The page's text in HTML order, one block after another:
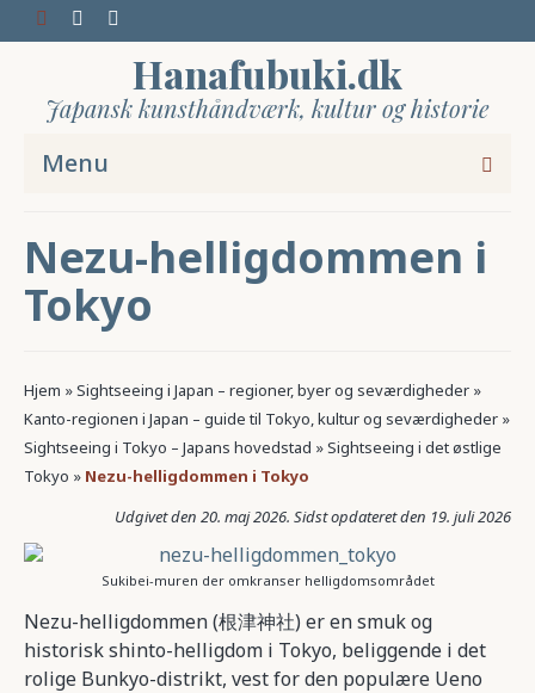
Hanafubuki.dk
Japansk kunsthåndværk, kultur og historie
Menu
Nezu-helligdommen i
Tokyo
Hjem »Sightseeing i Japan – regioner, byer og seværdigheder »
Kanto-regionen i Japan – guide til Tokyo, kultur og seværdigheder »
Sightseeing i Tokyo – Japans hovedstad »Sightseeing i det østlige
Tokyo » Nezu-helligdommen i Tokyo
20. maj 2026
19. juli 2026
Sukibei-muren der omkranser helligdomsområdet
Nezu-helligdommen (根津神社) er en smuk og
historisk shinto-helligdom i Tokyo, beliggende i det
rolige Bunkyo-distrikt, vest for den populære Ueno